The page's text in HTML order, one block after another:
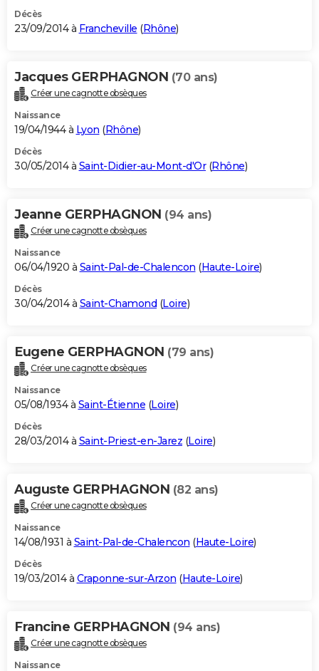
Décès
23/09/2014 à Francheville (Rhône)
Jacques GERPHAGNON (70 ans)
Créer une cagnotte obsèques
Naissance
19/04/1944 à Lyon (Rhône)
Décès
30/05/2014 à Saint-Didier-au-Mont-d'Or(Rhône)
Jeanne GERPHAGNON (94 ans)
Créer une cagnotte obsèques
Naissance
06/04/1920 à Saint-Pal-de-Chalencon (Haute-Loire)
Décès
30/04/2014 à Saint-Chamond (Loire)
Eugene GERPHAGNON (79 ans)
Créer une cagnotte obsèques
Naissance
05/08/1934 à Saint-Étienne (Loire)
Décès
28/03/2014 à Saint-Priest-en-Jarez (Loire)
Auguste GERPHAGNON (82 ans)
Créer une cagnotte obsèques
Naissance
14/08/1931 à Saint-Pal-de-Chalencon (Haute-Loire)
Décès
19/03/2014 à Craponne-sur-Arzon (Haute-Loire)
Francine GERPHAGNON (94 ans)
Créer une cagnotte obsèques
Naissance